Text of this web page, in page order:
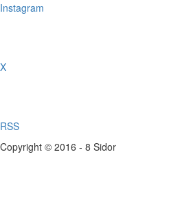
Instagram
X
RSS
Copyright © 2016 - 8 Sidor